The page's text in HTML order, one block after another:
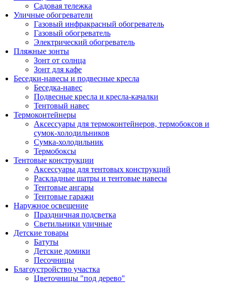
Садовая тележка
Уличные обогреватели
Газовый инфракрасный обогреватель
Газовый обогреватель
Электрический обогреватель
Пляжные зонты
Зонт от солнца
Зонт для кафе
Беседки-навесы и подвесные кресла
Беседка-навес
Подвесные кресла и кресла-качалки
Тентовый навес
Термоконтейнеры
Аксессуары для термоконтейнеров, термобоксов и
сумок-холодильников
Сумка-холодильник
Термобоксы
Тентовые конструкции
Аксессуары для тентовых конструкций
Раскладные шатры и тентовые навесы
Тентовые ангары
Тентовые гаражи
Наружное освещение
Праздничная подсветка
Светильники уличные
Детские товары
Батуты
Детские домики
Песочницы
Благоустройство участка
Цветочницы "под дерево"